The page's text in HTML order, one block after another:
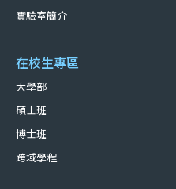
實驗室簡介
在校生專區
大學部
碩士班
博士班
跨域學程